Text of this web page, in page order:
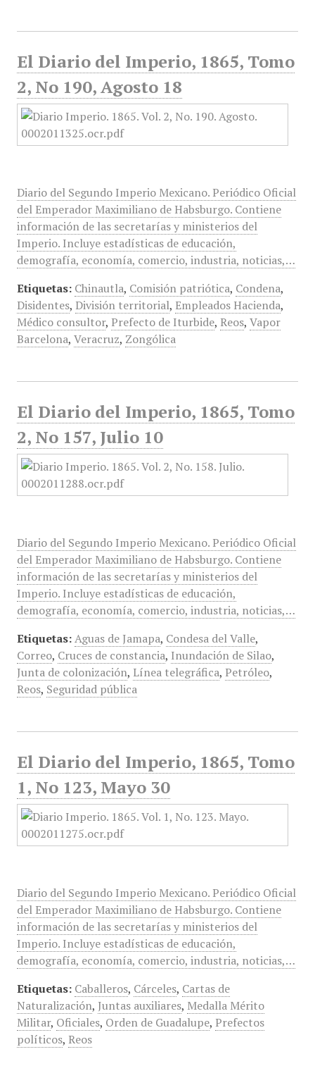
El Diario del Imperio, 1865, Tomo
2, No 190, Agosto 18
Diario del Segundo Imperio Mexicano. Periódico Oficial
del Emperador Maximiliano de Habsburgo. Contiene
información de las secretarías y ministerios del
Imperio. Incluye estadísticas de educación,
demografía, economía, comercio, industria, noticias,…
Etiquetas: Chinautla, Comisión patriótica, Condena,
Disidentes, División territorial, Empleados Hacienda,
Médico consultor, Prefecto de Iturbide, Reos, Vapor
Barcelona, Veracruz, Zongólica
El Diario del Imperio, 1865, Tomo
2, No 157, Julio 10
Diario del Segundo Imperio Mexicano. Periódico Oficial
del Emperador Maximiliano de Habsburgo. Contiene
información de las secretarías y ministerios del
Imperio. Incluye estadísticas de educación,
demografía, economía, comercio, industria, noticias,…
Etiquetas: Aguas de Jamapa, Condesa del Valle,
Correo, Cruces de constancia, Inundación de Silao,
Junta de colonización, Línea telegráfica, Petróleo,
Reos, Seguridad pública
El Diario del Imperio, 1865, Tomo
1, No 123, Mayo 30
Diario del Segundo Imperio Mexicano. Periódico Oficial
del Emperador Maximiliano de Habsburgo. Contiene
información de las secretarías y ministerios del
Imperio. Incluye estadísticas de educación,
demografía, economía, comercio, industria, noticias,…
Etiquetas: Caballeros, Cárceles, Cartas de
Naturalización, Juntas auxiliares, Medalla Mérito
Militar, Oficiales, Orden de Guadalupe, Prefectos
políticos, Reos